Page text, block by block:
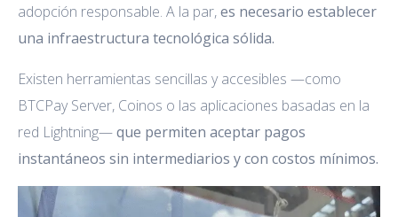
adopción responsable. A la par,es necesario establecer
una infraestructura tecnológica sólida.
Existen herramientas sencillas y accesibles —como
BTCPay Server, Coinos o las aplicaciones basadas en la
red Lightning—que permiten aceptar pagos
instantáneos sin intermediarios y con costos mínimos.